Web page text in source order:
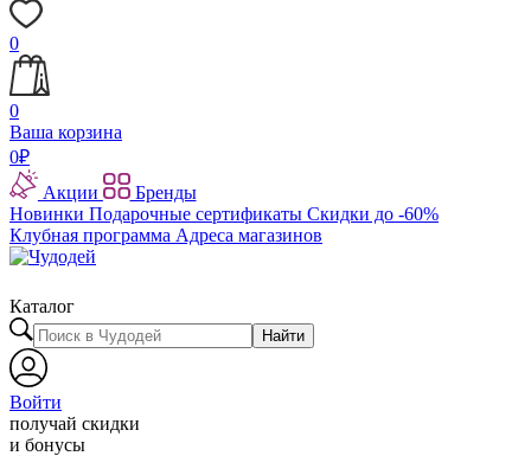
0
0
Ваша корзина
0₽
Акции
Бренды
Новинки Подарочные сертификаты Скидки до -60%
Клубная программа Адреса магазинов
Каталог
Найти
Войти
получай скидки
и бонусы